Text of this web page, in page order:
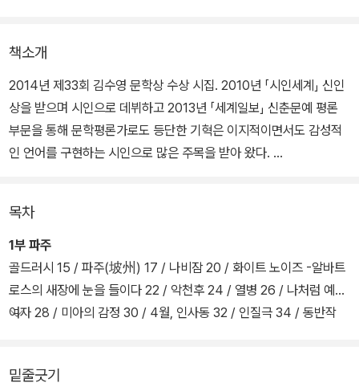
책소개
2014년 제33회 김수영 문학상 수상 시집. 2010년 「시인세계」 신인
상을 받으며 시인으로 데뷔하고 2013년 「세계일보」 신춘문예 평론
부문을 통해 문학평론가로도 등단한 기혁은 이지적이면서도 감성적
인 언어를 구현하는 시인으로 많은 주목을 받아 왔다.
크바예술극장의 기립 박수>는 잡힐 듯 잡히지 않는 이미지의 연쇄를
통해 이제껏 본 적 없는 기이하고 아름다운 시적 무대가 된다. 시인 기
혁은 이러한 시적 무대의 연출자 겸 배우, 혹은 조명 기사 겸 관객이
되어 연극을 만들어 낸다.
서적 현실'에 이르거나 '미적인 유희', '편집의 묘미'를 가진 연극적 장
목차
1부 파주
골드러시 15 / 파주(坡州) 17 / 나비잠 20 / 화이트 노이즈 -알바트
로스의 새장에 눈을 들이다 22 / 악천후 24 / 열병 26 / 나처럼 예쁜
여자 28 / 미아의 감정 30 / 4월, 인사동 32 / 인질극 34 / 동반작
2부 드라마
밑줄긋기